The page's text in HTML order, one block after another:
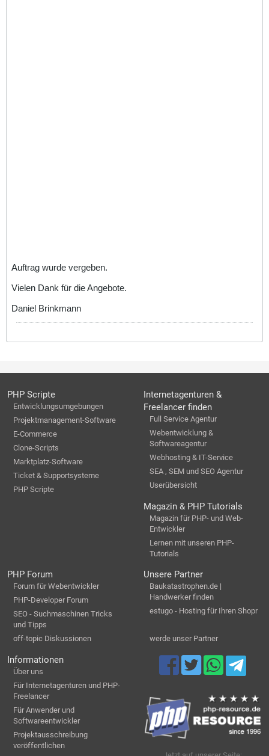
Auftrag wurde vergeben.
Vielen Dank für die Angebote.
Daniel Brinkmann
PHP Scripte
Entwicklungsumgebungen
Projektmanagement-Software
E-Commerce
Clone-Scripts
Marktplatz-Software
Ticket & Supportsysteme
PHP Scripte
Internetagenturen &
Freelancer finden
Full Service Agentur
Webentwicklung &
Softwareagentur
Webhosting & IT-Service
SEA , SEM und SEO Agentur
Userübersicht
Magazin & PHP Tutorials
Magazin für PHP- und Web-
Entwickler
Lernen mit unseren PHP-
Tutorials
PHP Forum
Forum für Webentwickler
PHP-Developer Forum
SEO - Suchmaschinen Tricks
und Tipps
off-topic Diskussionen
Unsere Partner
Baukatastrophen.de |
Handwerker finden
estugo - Hosting für Ihren Shopr
werde unser Partner
Informationen
Über uns
Für Internetagenturen und PHP-
Freelancer
Für Anwender und
Softwareentwickler
Projektausschreibung
veröffentlichen